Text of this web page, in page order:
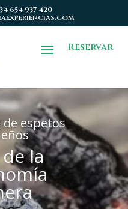
654 937 420
Reservar
espetos
la